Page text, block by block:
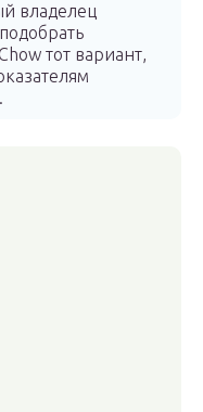
владелец
тот вариант,